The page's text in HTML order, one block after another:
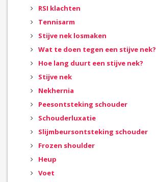
RSI klachten
Tennisarm
Stijve nek losmaken
Wat te doen tegen een stijve nek?
Hoe lang duurt een stijve nek?
Stijve nek
Nekhernia
Peesontsteking schouder
Schouderluxatie
Slijmbeursontsteking schouder
Frozen shoulder
Heup
Voet